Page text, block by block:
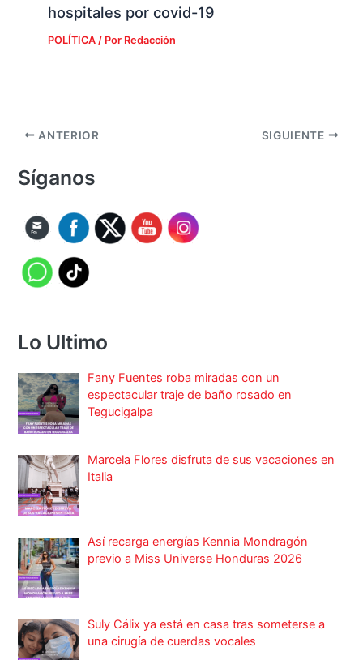
hospitales por covid-19
POLÍTICA/ Por Redacción
ANTERIOR SIGUIENTE
Síganos
Lo Ultimo
Fany Fuentes roba miradas con un
espectacular traje de baño rosado en
Tegucigalpa
Marcela Flores disfruta de sus vacaciones en
Italia
Así recarga energías Kennia Mondragón
previo a Miss Universe Honduras 2026
Suly Cálix ya está en casa tras someterse a
una cirugía de cuerdas vocales